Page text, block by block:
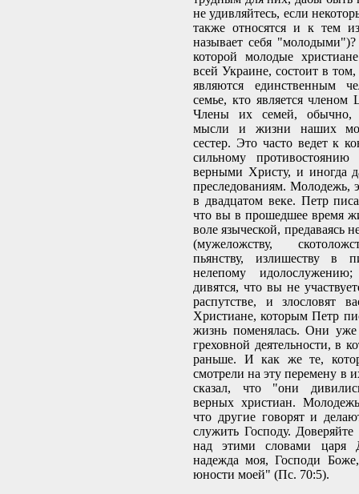
не удивляйтесь, если
также относятся и к тем
называет себя
которой молодые
всей Украине, состоит в
являются единственным
семье, кто является членом
Члены их семей, обычно,
мысли и жизни наших
сестер. Это часто ведет к
сильному
верными Христу, и иногда
преследованиям. Молодежь,
в двадцатом веке. Петр
что вы в прошедшее время
воле языческой, предаваясь
(мужеложству,
пьянству, излишеству
нелепому
дивятся, что вы не
распутстве, и злословят
Христиане, которым Петр
жизнь поменялась. Они уже
греховной деятельности, в
раньше. И как же те,
смотрели на эту перемену в
сказал, что "они
верных христиан.
что другие говорят и
служить Господу.
над этими словами
надежда моя, Господи
юности моей" (Пс. 70:5).